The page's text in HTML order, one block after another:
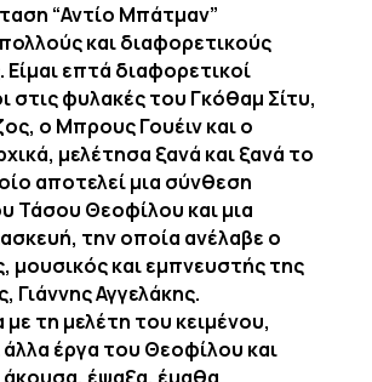
“Αντίο Μπάτμαν”
και διαφορετικούς
επτά διαφορετικοί
στις φυλακές του Γκόθαμ Σίτυ,
ο Μπρους Γουέιν και ο
μελέτησα ξανά και ξανά το
αποτελεί μια σύνθεση
Τάσου Θεοφίλου και μια
την οποία ανέλαβε ο
μουσικός και εμπνευστής της
Γιάννης Αγγελάκης.
τη μελέτη του κειμένου,
άλλα έργα του Θεοφίλου και